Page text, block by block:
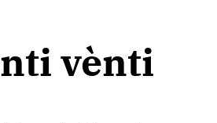
vènti